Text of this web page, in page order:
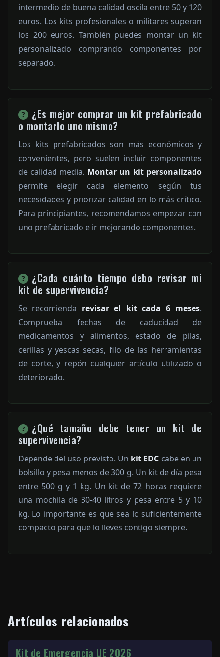
intermedio de buena calidad oscila entre 50 y 120
euros. Los kits profesionales o militares superan
los 200 euros. También puedes montar un kit
personalizado comprando componentes por
separado.
¿Es mejor comprar un kit prefabricado
o montarlo uno mismo?
Los kits prefabricados son más económicos y
convenientes, pero suelen incluir componentes
de calidad media. Montar un kit personalizado
permite elegir cada elemento según tus
necesidades y priorizar calidad en lo más crítico.
Para principiantes, recomendamos empezar con
uno prefabricado e ir mejorando componentes.
¿Cada cuánto tiempo debo revisar mi
kit de supervivencia?
Se recomienda revisar el kit cada 6 meses.
Comprueba fechas de caducidad de
medicamentos y alimentos, estado de pilas,
cerillas y yescas secas, filo de las herramientas
de corte, y repón cualquier artículo utilizado o
deteriorado.
¿Qué tamaño debe tener un kit de
supervivencia?
Depende del uso previsto. Un kit EDC cabe en un
bolsillo y pesa menos de 300 g. Un kit de día pesa
entre 500 g y 1 kg. Un kit de 72 horas requiere
una mochila de 30-40 litros y pesa entre 5 y 10
kg. Lo importante es que sea lo suficientemente
compacto para que lo lleves contigo siempre.
Artículos relacionados
Kit de Emergencia UE 2026